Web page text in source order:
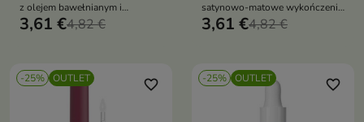
z olejem bawełnianym i
słonecznikowym kwasem
3,61 €4,82 €
satynowo-matowe wykończenie
z brzoskwinią olejem
3,61 €4,82 €
-25% OUTLET favorite_border -25% OUTLET favorite_border